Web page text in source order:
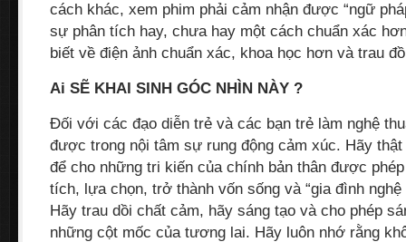
cách khác, xem phim phải cảm nhận được “ngữ
sự phân tích hay, chưa hay một cách chuẩn xác
biết về điện ảnh chuẩn xác, khoa học hơn và trau
Ai SẼ KHAI SINH GÓC NHÌN NÀY ?
Đối với các đạo diễn trẻ và các bạn trẻ làm nghệ
được trong nội tâm sự rung động cảm xúc. Hãy
để cho những tri kiến của chính bản thân được
tích, lựa chọn, trở thành vốn sống và “gia đình
Hãy trau dồi chất cảm, hãy sáng tạo và cho phép
những cột mốc của tương lai. Hãy luôn nhớ rằng